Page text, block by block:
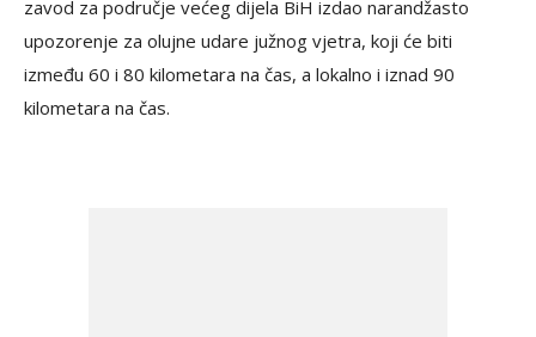
zavod za područje većeg dijela BiH izdao narandžasto
upozorenje za olujne udare južnog vjetra, koji će biti
između 60 i 80 kilometara na čas, a lokalno i iznad 90
kilometara na čas.